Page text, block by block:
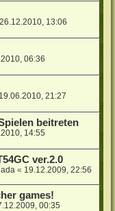
26.12.2010, 13:06
06:36
19.06.2010, 21:27
beitreten
14:55
ver.2.0
« 19.12.2009, 22:56
games!
00:35